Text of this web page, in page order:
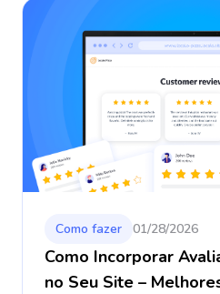
Como fazer 01/28/2026
Como Incorporar
no Seu Site –